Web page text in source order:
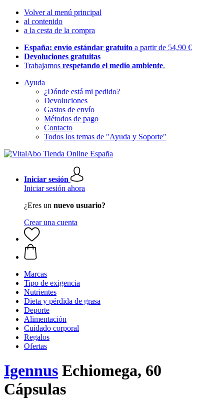
Volver al menú principal
al contenido
a la cesta de la compra
España: envío estándar gratuito a partir de 54,90 €
Devoluciones gratuitas
Trabajamos respetando el medio ambiente.
Ayuda
¿Dónde está mi pedido?
Devoluciones
Gastos de envío
Métodos de pago
Contacto
Todos los temas de "Ayuda y Soporte"
Iniciar sesión
Iniciar sesión ahora
¿Eres un nuevo usuario?
Crear una cuenta
Marcas
Tipo de exigencia
Nutrientes
Dieta y pérdida de grasa
Deporte
Alimentación
Cuidado corporal
Regalos
Ofertas
Igennus Echiomega, 60
Cápsulas